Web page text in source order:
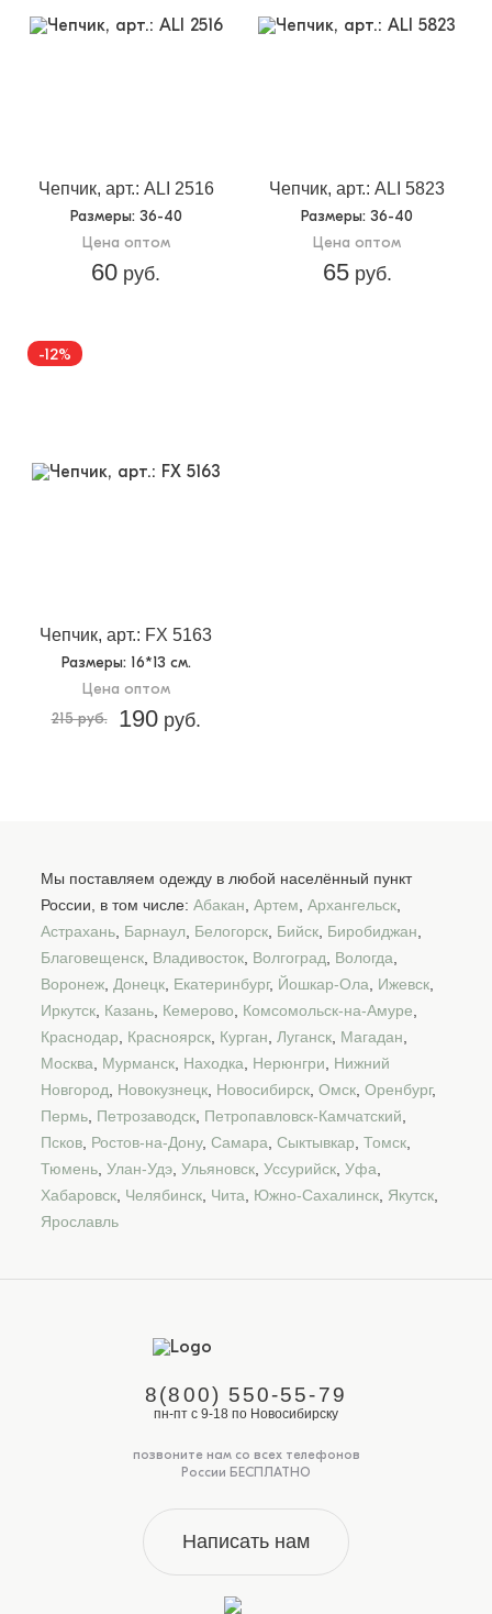
Чепчик, арт.: ALI 2516
Размеры: 36-40
Цена оптом
60 руб.
Чепчик, арт.: ALI 5823
Размеры: 36-40
Цена оптом
65руб.
-12%
Чепчик, арт.: FX 5163
Размеры: 16*13 см.
Цена оптом
215 руб.
190руб.
Мы поставляем одежду в любой населённый пункт
России, в том числе: Абакан, Артем, Архангельск,
Астрахань, Барнаул, Белогорск, Бийск, Биробиджан,
Благовещенск, Владивосток, Волгоград, Вологда,
Воронеж, Донецк, Екатеринбург, Йошкар-Ола, Ижевск,
Иркутск, Казань, Кемерово, Комсомольск-на-Амуре,
Краснодар, Красноярск, Курган, Луганск, Магадан,
Москва, Мурманск, Находка, Нерюнгри, Нижний
Новгород, Новокузнецк, Новосибирск, Омск, Оренбург,
Пермь, Петрозаводск, Петропавловск-Камчатский,
Псков, Ростов-на-Дону, Самара, Сыктывкар, Томск,
Тюмень, Улан-Удэ, Ульяновск, Уссурийск, Уфа,
Хабаровск, Челябинск, Чита, Южно-Сахалинск, Якутск,
Ярославль
8(800) 550-55-79
пн-пт с 9-18 по Новосибирску
позвоните нам со всех телефонов
России БЕСПЛАТНО
Написать нам